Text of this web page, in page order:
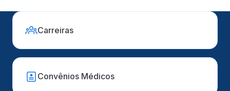
Carreiras
Convênios Médicos